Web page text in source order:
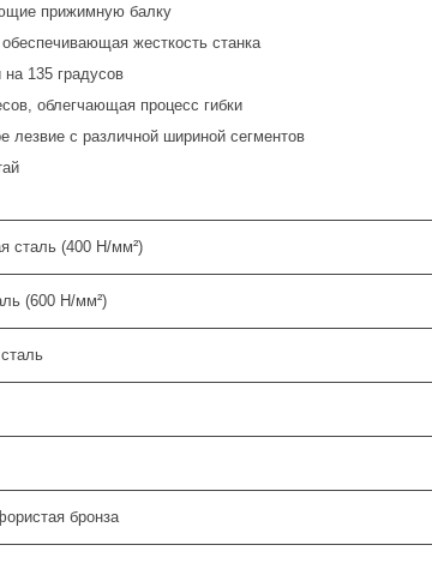
прижимную балку
жесткость станка
на 135 градусов
облегчающая процесс гибки
лезвие с различной шириной сегментов
сталь (400 Н/мм²)
(600 Н/мм²)
бронза